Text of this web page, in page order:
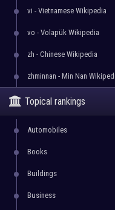
vi - Vietnamese Wikipedia
vo - Volapük Wikipedia
zh - Chinese Wikipedia
zhminnan - Min Nan
Topical rankings
Automobiles
Books
Buildings
Business